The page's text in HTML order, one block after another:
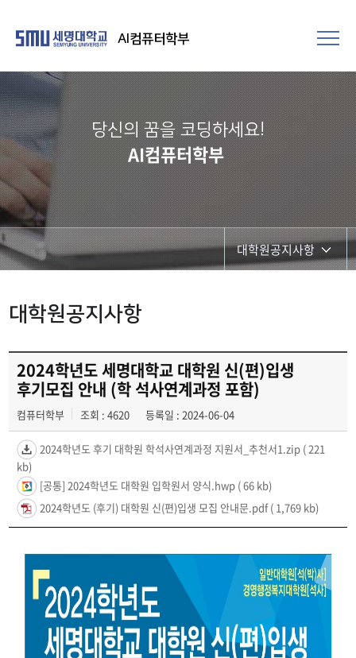
AI컴퓨터학부
당신의 꿈을 코딩하세요!
AI컴퓨터학부
대학원공지사항
대학원공지사항
2024학년도 세명대학교 대학원 신(편)입생
후기모집 안내 (학 석사연계과정 포함)
컴퓨터학부 조회 : 4620 등록일 : 2024-06-04
2024학년도 후기 대학원 학석사연계과정 지원서_추천서1.zip ( 221
kb)
[공통] 2024학년도 대학원 입학원서 양식.hwp ( 66 kb)
2024학년도 (후기) 대학원 신(편)입생 모집 안내문.pdf( 1,769 kb)